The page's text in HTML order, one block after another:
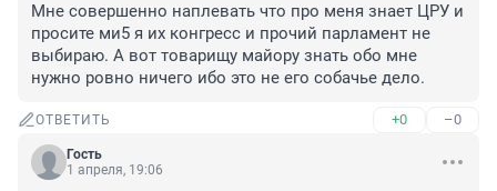
Мне совершенно наплевать что про меня знает ЦРУ и
просите ми5 я их конгресс и прочий парламент не
выбираю. А вот товарищу майору знать обо мне
нужно ровно ничего ибо это не его собачье дело.
ОТВЕТИТЬ +0 –0
Гость
1 апреля, 19:06